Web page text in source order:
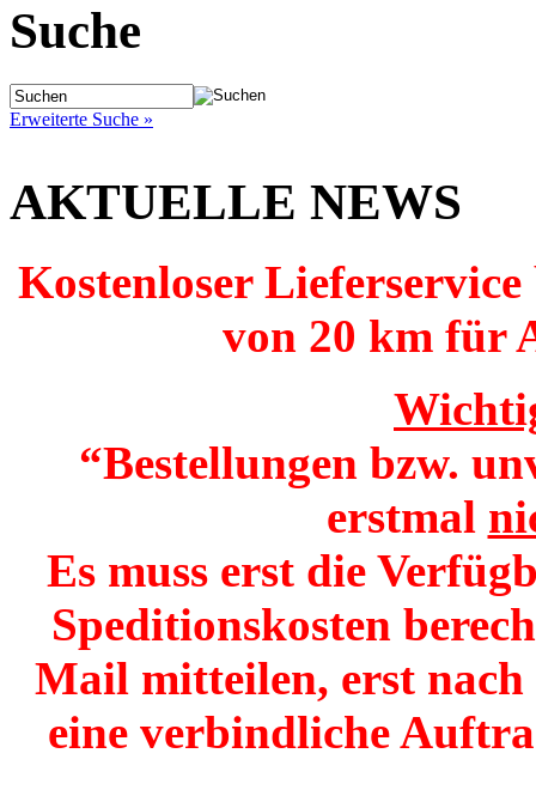
Suche
Erweiterte Suche »
AKTUELLE NEWS
Kostenloser
von 20 km für
“Bestellungen bzw.
erstmal
Es muss erst die
Speditionskosten
Mail mitteilen, erst
eine verbindliche